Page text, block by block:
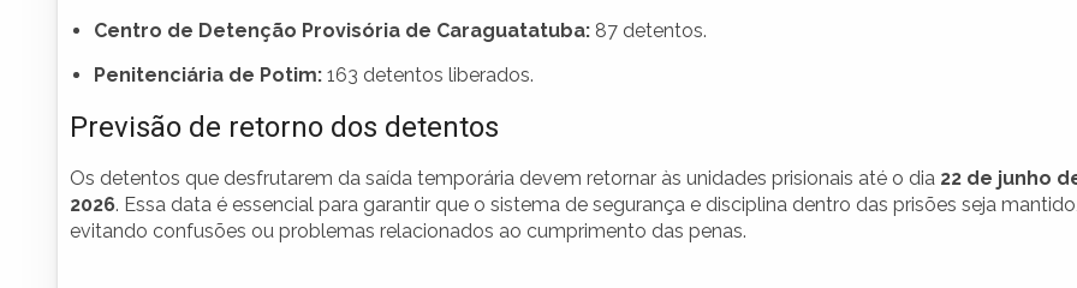
Centro de Detenção Provisória de Caraguatatuba: 87 detentos.
Penitenciária de Potim: 163 detentos liberados.
Previsão de retorno dos detentos
Os detentos que desfrutarem da saída temporária devem retornar às unidades prisionais até o dia 22 de junho
2026. Essa data é essencial para garantir que o sistema de segurança e disciplina dentro das prisões seja
evitando confusões ou problemas relacionados ao cumprimento das penas.